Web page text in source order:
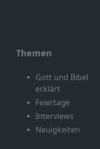
Themen
Gott und Bibel
erklärt
Feiertage
Interviews
Neuigkeiten